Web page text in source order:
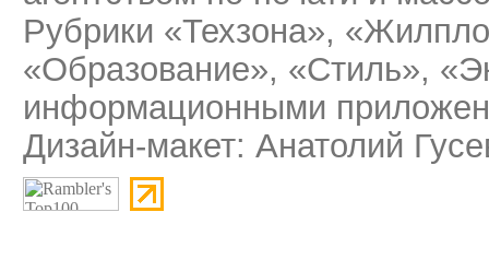
Рубрики «Техзона»,
«Образование», «Стиль»,
информационными
Дизайн-макет: Анатолий